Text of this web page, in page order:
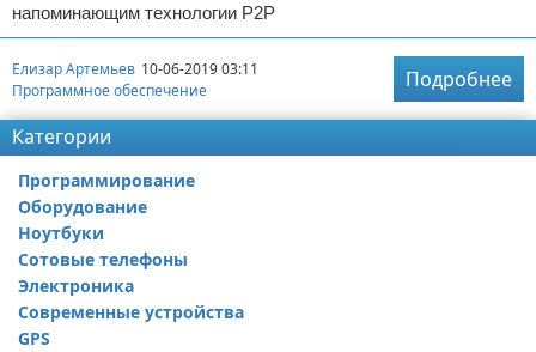
напоминающим технологии Р2Р
Елизар Артемьев 10-06-2019 03:11
Программное обеспечение
Подробнее
Категории
Программирование
Оборудование
Ноутбуки
Сотовые телефоны
Электроника
Современные устройства
GPS